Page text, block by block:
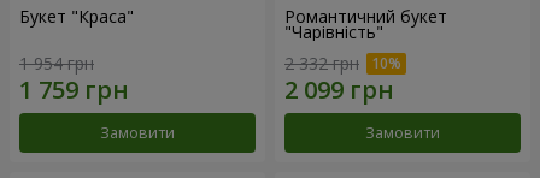
Букет "Краса"
1 954 грн
Замовити
Романтичний букет
"Чарівність"
2 332 грн
Замовити